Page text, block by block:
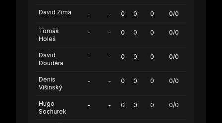
David Zima - - 0 0 0 0/0
Tomáš
Holeš
- - 0 0 0 0/0
David
Douděra
- - 0 0 0 0/0
Denis
Višinský
- - 0 0 0 0/0
Hugo
Sochurek
- - 0 0 0 0/0